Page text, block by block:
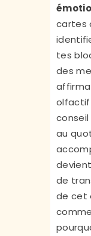
cartes
tes
des
olfactif
conseil
au
de
de cet